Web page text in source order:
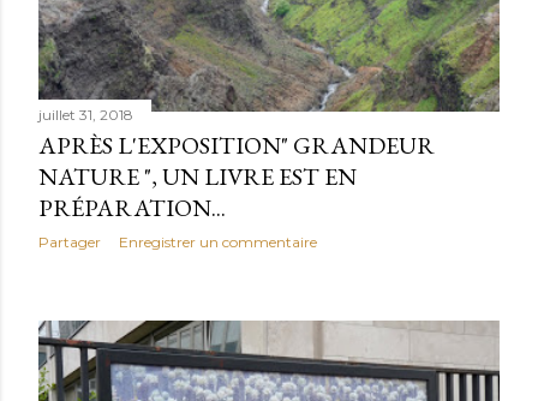
i
c
l
juillet 31, 2018
APRÈS L'EXPOSITION" GRANDEUR
NATURE ", UN LIVRE EST EN
PRÉPARATION...
Partager Enregistrer un commentaire